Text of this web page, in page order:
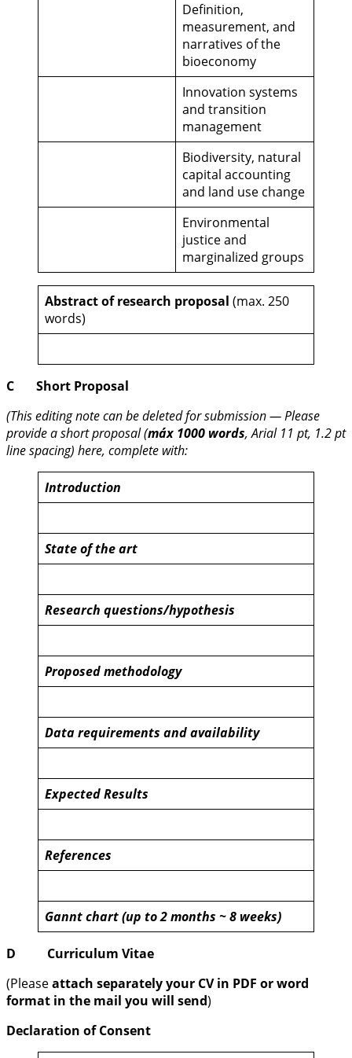
Definition,
measurement, and
narratives of the
bioeconomy
Innovation systems
and transition
management
Biodiversity, natural
capital accounting
and land use change
Environmental
justice and
marginalized groups
Abstract of research proposal (max. 250
words)
C Short Proposal
(This editing note can be deleted for submission — Please
provide a short proposal (máx 1000 words, Arial 11 pt, 1.2 pt
line spacing) here, complete with:
Introduction
State of the art
Research questions/hypothesis
Proposed methodology
Data requirements and availability
Expected Results
References
Gannt chart (up to 2 months ~ 8 weeks)
D Curriculum Vitae
(Pleaseattach separately your CV in PDF or word
format in the mail you will send)
Declaration of Consent